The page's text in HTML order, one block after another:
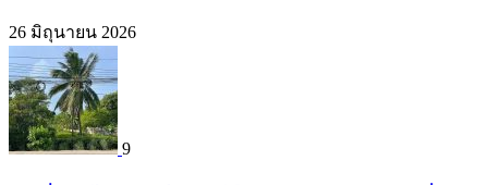
26 มิถุนายน 2026
9